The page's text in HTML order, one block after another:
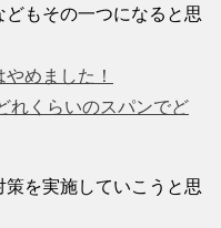
もその一つになると思
めました！
れくらいのスパンでど
を実施していこうと思